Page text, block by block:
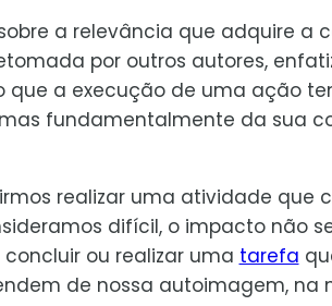
a relevância que adquire a
por outros autores,
que a execução de uma ação
fundamentalmente da sua
realizar uma atividade
difícil, o impacto não
ou realizar uma tarefa
de nossa autoimagem, na